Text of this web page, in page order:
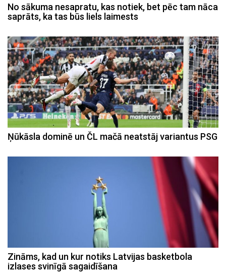
No sākuma nesapratu, kas notiek, bet pēc tam nāca
saprāts, ka tas būs liels laimests
Ņūkāsla dominē un ČL mačā neatstāj variantus PSG
Zināms, kad un kur notiks Latvijas basketbola
izlases svinīgā sagaidīšana